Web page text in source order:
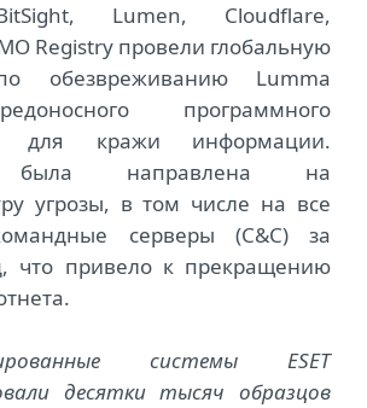
Lumen, Cloudflare,
Registry провели глобальную
обезвреживанию Lumma
программного
для кражи информации.
была направлена на
угрозы, в том числе на все
серверы (C&C) за
что привело к прекращению
системы ESET
десятки тысяч образцов